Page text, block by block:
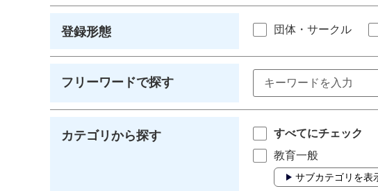
登録形態 団体・サークル
フリーワードで探す
カテゴリから探す
すべてにチェック
教育一般
サブカテゴリを表